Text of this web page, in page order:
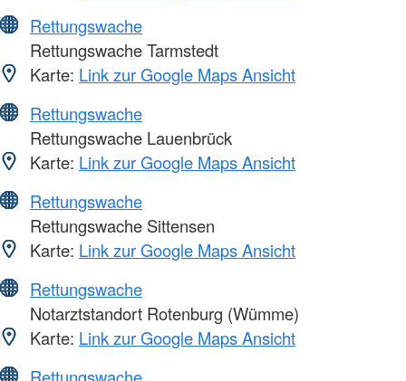
Rettungswache
Rettungswache Tarmstedt
Karte: Link zur Google Maps Ansicht
Rettungswache
Rettungswache Lauenbrück
Karte: Link zur Google Maps Ansicht
Rettungswache
Rettungswache Sittensen
Karte: Link zur Google Maps Ansicht
Rettungswache
Notarztstandort Rotenburg (Wümme)
Karte: Link zur Google Maps Ansicht